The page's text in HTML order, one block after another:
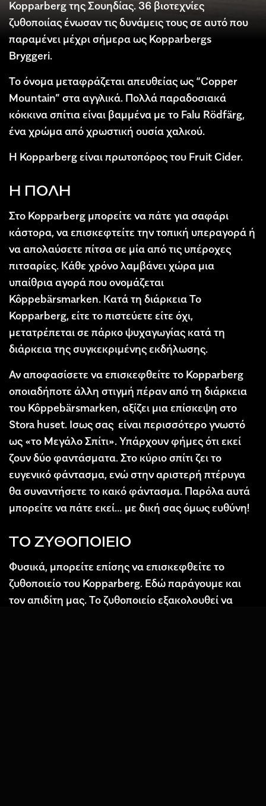
Kopparberg της Σουηδίας. 36 βιοτεχνίες
ζυθοποιίας ένωσαν τις δυνάμεις τους σε αυτό που
παραμένει μέχρι σήμερα ως Kopparbergs
Bryggeri.
Το όνομα μεταφράζεται απευθείας ως “Copper
Mountain” στα αγγλικά. Πολλά παραδοσιακά
κόκκινα σπίτια είναι βαμμένα με το Falu Rödfärg,
ένα χρώμα από χρωστική ουσία χαλκού.
Η Kopparberg είναι πρωτοπόρος του Fruit Cider.
Η ΠΟΛΗ
Στο Kopparberg μπορείτε να πάτε για σαφάρι
κάστορα, να επισκεφτείτε την τοπική υπεραγορά ή
να απολαύσετε πίτσα σε μία από τις υπέροχες
πιτσαρίες. Κάθε χρόνο λαμβάνει χώρα μια
υπαίθρια αγορά που ονομάζεται
Kôppebärsmarken. Κατά τη διάρκεια Το
Kopparberg, είτε το πιστεύετε είτε όχι,
μετατρέπεται σε πάρκο ψυχαγωγίας κατά τη
διάρκεια της συγκεκριμένης εκδήλωσης.
Αν αποφασίσετε να επισκεφθείτε το Kopparberg
οποιαδήποτε άλλη στιγμή πέραν από τη διάρκεια
του Kôppebärsmarken, αξίζει μια επίσκεψη στο
Stora huset. Ισως σας είναι περισσότερο γνωστό
ως «το Μεγάλο Σπίτι». Υπάρχουν φήμες ότι εκεί
ζουν δύο φαντάσματα. Στο κύριο σπίτι ζει το
ευγενικό φάντασμα, ενώ στην αριστερή πτέρυγα
θα συναντήσετε το κακό φάντασμα. Παρόλα αυτά
μπορείτε να πάτε εκεί… με δική σας όμως ευθύνη!
ΤΟ ΖΥΘΟΠΟΙΕΙΟ
Φυσικά, μπορείτε επίσης να επισκεφθείτε το
ζυθοποιείο του Kopparberg. Εδώ παράγουμε και
τον απιδίτη μας. Το ζυθοποιείο εξακολουθεί να